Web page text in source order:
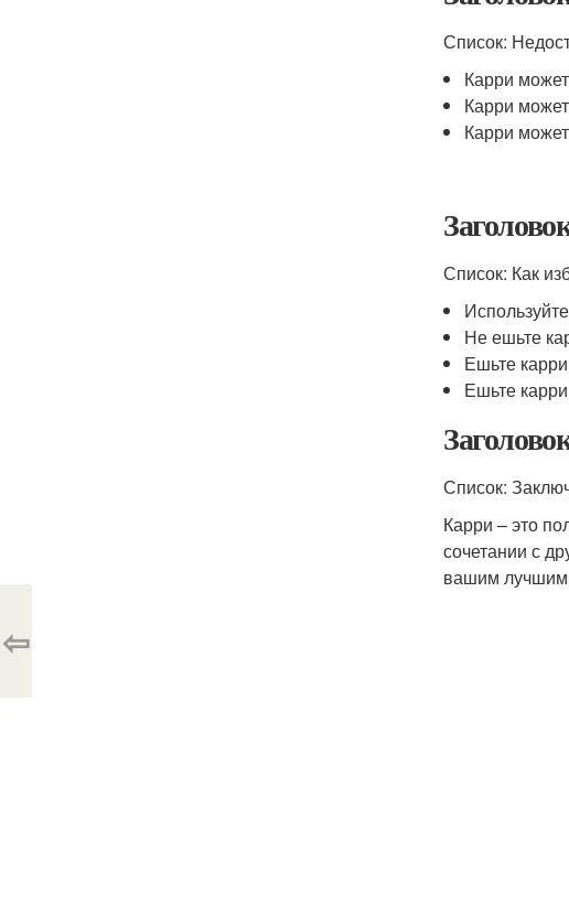
Список:
Карри
Карри
Карри
Список: Как
Не ешьте
Ешьте
Ешьте
Список:
Карри – это
сочетании с
вашим лучшим
⇦